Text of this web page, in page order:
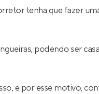
tenha que fazer
podendo ser
e por esse motivo,